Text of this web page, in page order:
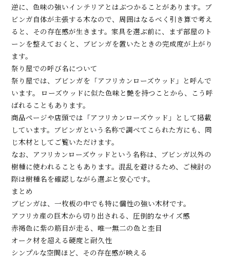
逆に、色味の強いインテリアとはぶつかることがあります。ブ
ビンガ自体が主張する木なので、周囲はなるべく引き算で考え
ると、その存在感が生きます。家具を選ぶ前に、まず部屋のト
ーンを整えておくと、ブビンガを置いたときの完成度が上がり
ます。
祭り屋での呼び名について
祭り屋では、ブビンガを「アフリカンローズウッド」と呼んで
います。 ローズウッドに似た色味と艶を持つことから、こう呼
ばれることもあります。
商品ページや店頭では「アフリカンローズウッド」として掲載
しています。ブビンガという名称で調べてこられた方にも、同
じ木材としてご覧いただけます。
なお、アフリカンローズウッドという名称は、ブビンガ以外の
樹種に使われることもあります。混乱を避けるため、ご検討の
際は樹種名を確認しながら選ぶと安心です。
まとめ
ブビンガは、一枚板の中でも特に個性の強い木材です。
アフリカ産の巨木から切り出される、圧倒的なサイズ感
赤褐色に紫の筋目が走る、唯一無二の色と杢目
オーク材を超える硬度と耐久性
シンプルな空間ほど、その存在感が映える